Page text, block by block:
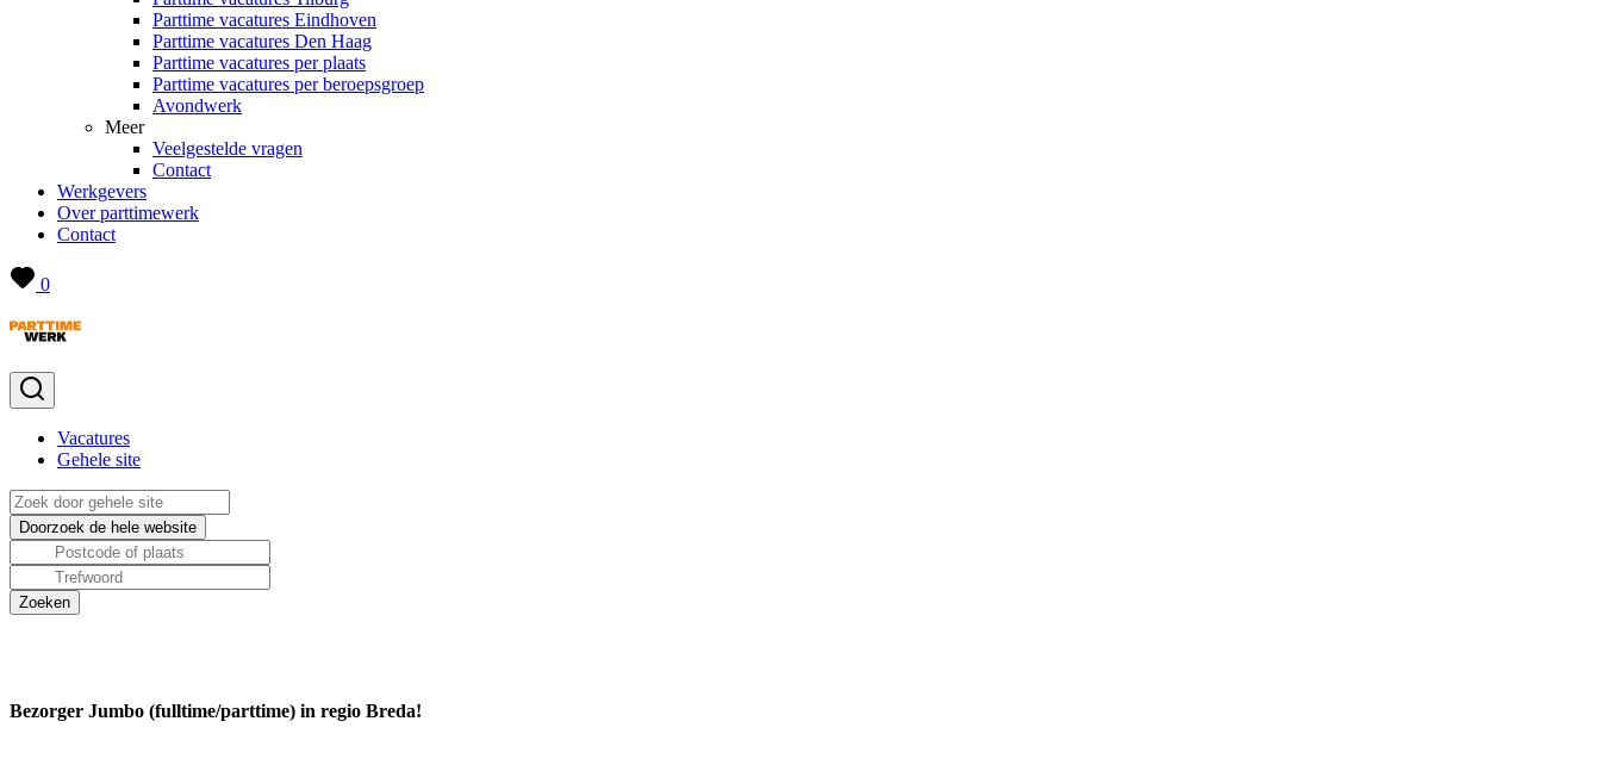
Parttime vacatures Eindhoven
Parttime vacatures Den Haag
Parttime vacatures per plaats
Parttime vacatures per beroepsgroep
Avondwerk
Meer
Veelgestelde vragen
Contact
Werkgevers
Over parttimewerk
Contact
0
Vacatures
Gehele site
Bezorger Jumbo (fulltime/parttime) in regio Breda!